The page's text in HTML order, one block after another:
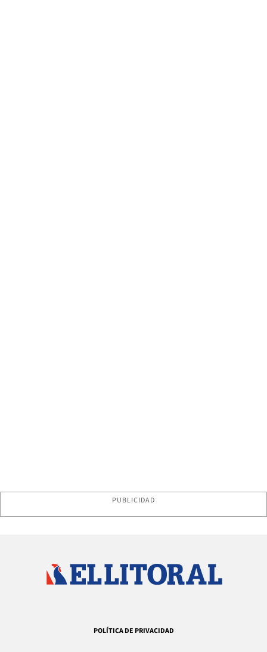
PUBLICIDAD
POLÍTICA DE PRIVACIDAD